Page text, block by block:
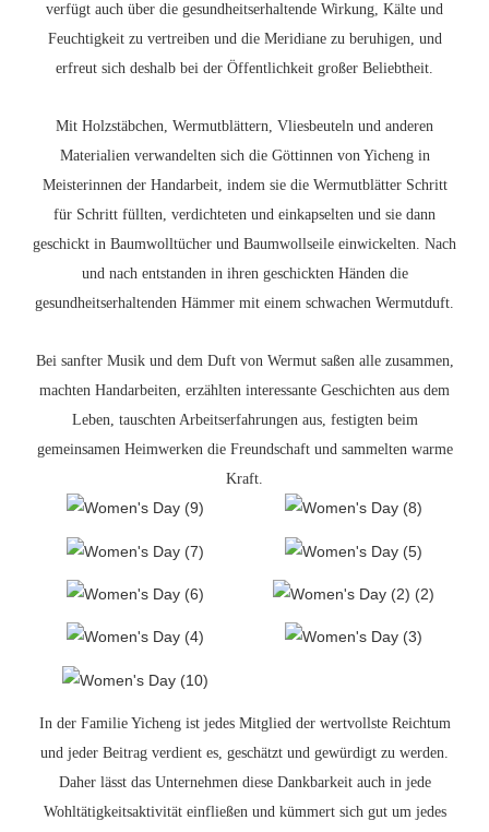
verfügt auch über die gesundheitserhaltende Wirkung, Kälte und
Feuchtigkeit zu vertreiben und die Meridiane zu beruhigen, und
erfreut sich deshalb bei der Öffentlichkeit großer Beliebtheit.
Mit Holzstäbchen, Wermutblättern, Vliesbeuteln und anderen
Materialien verwandelten sich die Göttinnen von Yicheng in
Meisterinnen der Handarbeit, indem sie die Wermutblätter Schritt
für Schritt füllten, verdichteten und einkapselten und sie dann
geschickt in Baumwolltücher und Baumwollseile einwickelten. Nach
und nach entstanden in ihren geschickten Händen die
gesundheitserhaltenden Hämmer mit einem schwachen Wermutduft.
Bei sanfter Musik und dem Duft von Wermut saßen alle zusammen,
machten Handarbeiten, erzählten interessante Geschichten aus dem
Leben, tauschten Arbeitserfahrungen aus, festigten beim
gemeinsamen Heimwerken die Freundschaft und sammelten warme
Kraft.
In der Familie Yicheng ist jedes Mitglied der wertvollste Reichtum
und jeder Beitrag verdient es, geschätzt und gewürdigt zu werden.
Daher lässt das Unternehmen diese Dankbarkeit auch in jede
Wohltätigkeitsaktivität einfließen und kümmert sich gut um jedes